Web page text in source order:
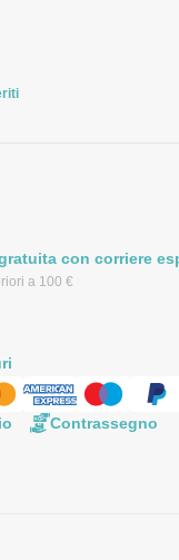
con corriere
a 100 €
Contrassegno